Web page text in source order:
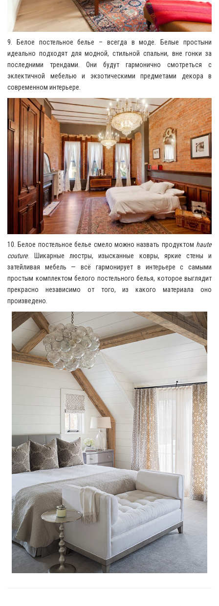
9. Белое постельное белье – всегда в моде. Белые простыни
идеально подходят для модной, стильной спальни, вне гонки за
последними трендами. Они будут гармонично смотреться с
эклектичной мебелью и экзотическими предметами декора в
современном интерьере.
10. Белое постельное белье смело можно назвать продуктом haute
couture. Шикарные люстры, изысканные ковры, яркие стены и
затейливая мебель — всё гармонирует в интерьере с самыми
простым комплектом белого постельного белья, которое выглядит
прекрасно независимо от того, из какого материала оно
произведено.